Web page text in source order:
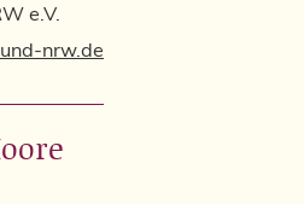
e.V.
nrw.de